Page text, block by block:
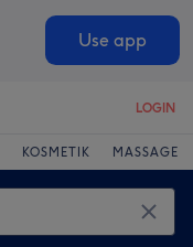
Use app
LOGIN
KOSMETIK MASSAGE